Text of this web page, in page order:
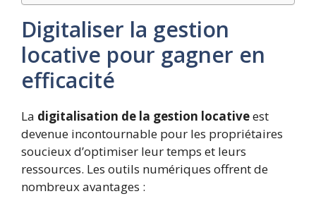
Digitaliser la gestion
locative pour gagner en
efficacité
La digitalisation de la gestion locativeest
devenue incontournable pour les propriétaires
soucieux d’optimiser leur temps et leurs
ressources. Les outils numériques offrent de
nombreux avantages :